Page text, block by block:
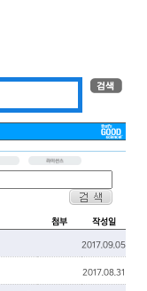
첨부 작성일
2017.09.05
2017.08.31